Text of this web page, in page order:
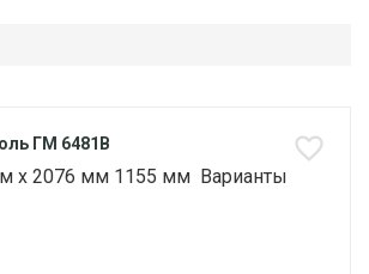
ГМ 6481В
х 2076 мм 1155 мм Варианты